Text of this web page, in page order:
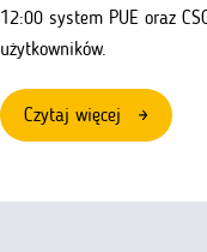
12:00 system PUE oraz
użytkowników.
Czytaj więcej
Przerwa
w